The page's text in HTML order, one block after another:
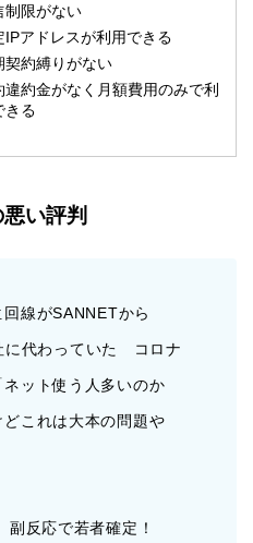
制限がない
IPアドレスが利用できる
契約縛りがない
違約金がなく月額費用のみで利
きる
い評判
線がSANNETから
に代わっていた コロナ
ット使う人多いのか
どこれは大本の問題や
反応で若者確定！